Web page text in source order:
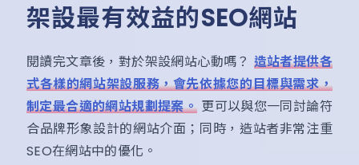
架設最有效益的SEO網站
閱讀完文章後，對於架設網站心動嗎？ 造站者提供各
式各樣的網站架設服務，會先依據您的目標與需求，
制定最合適的網站規劃提案。 更可以與您一同討論符
合品牌形象設計的網站介面；同時，造站者非常注重
SEO在網站中的優化。